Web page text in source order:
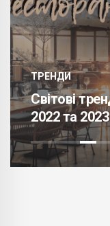
ТРЕНДИ
Світові
2022 та